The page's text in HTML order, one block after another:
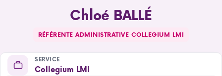
Chloé BALLÉ
RÉFÉRENTE ADMINISTRATIVE COLLEGIUM LMI
SERVICE
Collegium LMI